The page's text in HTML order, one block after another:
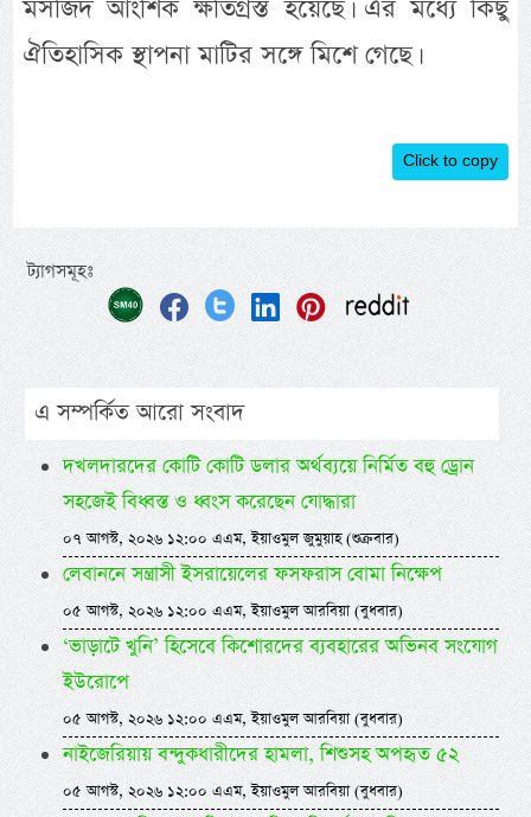
মসজিদ আংশিক ক্ষতিগ্রস্ত হয়েছে। এর মধ্যে কিছু
ঐতিহাসিক স্থাপনা মাটির সঙ্গে মিশে গেছে।
Click to copy
ট্যাগসমূহঃ
এ সম্পর্কিত আরো সংবাদ
দখলদারদের কোটি কোটি ডলার অর্থব্যয়ে নির্মিত বহু ড্রোন
সহজেই বিধ্বস্ত ও ধ্বংস করেছেন যোদ্ধারা
০৭ আগস্ট, ২০২৬ ১২:০০ এএম, ইয়াওমুল জুমুয়াহ (শুক্রবার)
লেবাননে সন্ত্রাসী ইসরায়েলের ফসফরাস বোমা নিক্ষেপ
০৫ আগস্ট, ২০২৬ ১২:০০ এএম, ইয়াওমুল আরবিয়া (বুধবার)
‘ভাড়াটে খুনি’ হিসেবে কিশোরদের ব্যবহারের অভিনব সংযোগ
ইউরোপে
০৫ আগস্ট, ২০২৬ ১২:০০ এএম, ইয়াওমুল আরবিয়া (বুধবার)
নাইজেরিয়ায় বন্দুকধারীদের হামলা, শিশুসহ অপহৃত ৫২
০৫ আগস্ট, ২০২৬ ১২:০০ এএম, ইয়াওমুল আরবিয়া (বুধবার)